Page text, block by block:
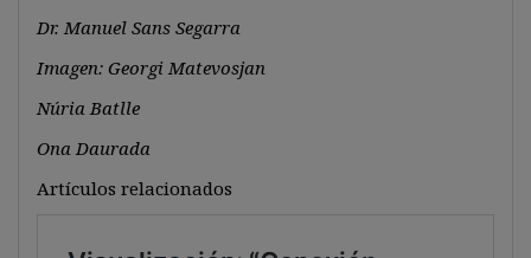
Dr. Manuel Sans Segarra
Imagen: Georgi Matevosjan
Núria Batlle
Ona Daurada
Artículos relacionados